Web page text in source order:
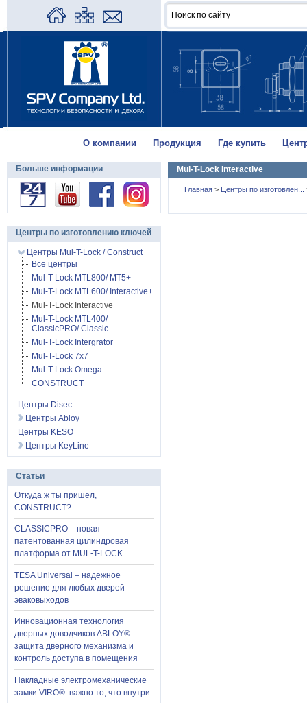
О компании Продукция Где купить
Mul-T-Lock Interactive
Главная > Центры по изготовлен...
Больше информации
Центры по изготовлению ключей
Центры Mul-T-Lock / Construct
Все центры
Mul-T-Lock MTL800/ MT5+
Mul-T-Lock MTL600/ Interactive+
Mul-T-Lock Interactive
Mul-T-Lock MTL400/
ClassicPRO/ Classic
Mul-T-Lock Intergrator
Mul-T-Lock 7x7
Mul-T-Lock Omega
CONSTRUCT
Центры Disec
Центры Abloy
Центры KESO
Центры KeyLine
Статьи
Откуда ж ты пришел,
CONSTRUCT?
CLASSICPRO – новая
патентованная цилиндровая
платформа от MUL-T-LOCK
TESA Universal – надежное
решение для любых дверей
эваковыходов
Инновационная технология
дверных доводчиков ABLOY® -
защита дверного механизма и
контроль доступа в помещения
Накладные электромеханические
замки VIRO®: важно то, что внутри